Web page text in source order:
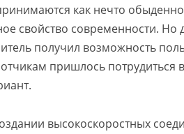
как нечто
свойство современности. Но
получил возможность
пришлось потрудиться
высокоскоростных